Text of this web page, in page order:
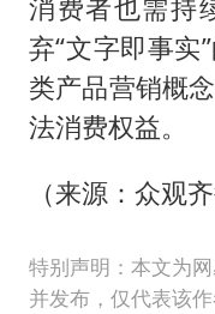
消费者也需持
弃“文字即事实
类产品营销概
法消费权益。
（来源：众观齐
特别声明：本文为
并发布，仅代表该